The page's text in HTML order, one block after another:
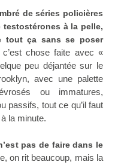
de séries policières
à la pelle,
tout ça sans se poser
chose faite avec «
peu déjantée sur le
avec une palette
ou immatures,
passifs, tout ce qu’il faut
la minute.
pas de faire dans le
on rit beaucoup, mais la